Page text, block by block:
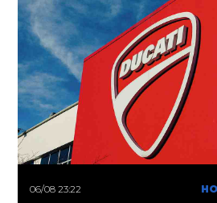
06/08 23:22